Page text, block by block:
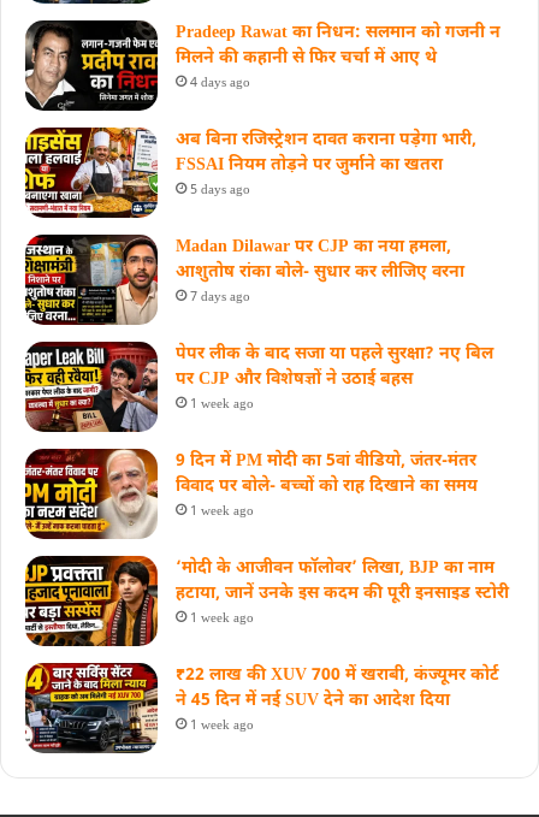
Pradeep Rawat का निधन: सलमान को गजनी न
मिलने की कहानी से फिर चर्चा में आए थे
4 days ago
अब बिना रजिस्ट्रेशन दावत कराना पड़ेगा भारी,
FSSAI नियम तोड़ने पर जुर्माने का खतरा
5 days ago
Madan Dilawar पर CJP का नया हमला,
आशुतोष रांका बोले- सुधार कर लीजिए वरना
7 days ago
पेपर लीक के बाद सजा या पहले सुरक्षा? नए बिल
पर CJP और विशेषज्ञों ने उठाई बहस
1 week ago
9 दिन में PM मोदी का 5वां वीडियो, जंतर-मंतर
विवाद पर बोले- बच्चों को राह दिखाने का समय
1 week ago
‘मोदी के आजीवन फॉलोवर’ लिखा, BJP का नाम
हटाया, जानें उनके इस कदम की पूरी इनसाइड स्‍टोरी
1 week ago
₹22 लाख की XUV 700 में खराबी, कंज्यूमर कोर्ट
ने 45 दिन में नई SUV देने का आदेश दिया
1 week ago